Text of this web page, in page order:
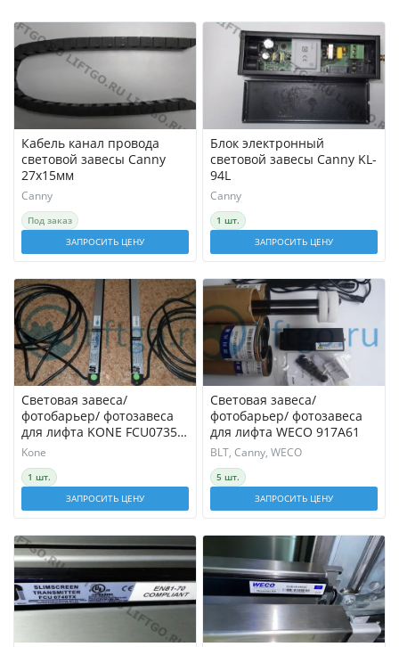
Кабель канал провода
световой завесы Canny
27х15мм
Canny
Под заказ
ЗАПРОСИТЬ ЦЕНУ
Блок электронный
световой завесы Canny KL-
94L
Canny
1 шт.
ЗАПРОСИТЬ ЦЕНУ
Световая завеса/
фотобарьер/ фотозавеса
для лифта KONE FCU0735
SLIMSCREEN
Kone
1 шт.
ЗАПРОСИТЬ ЦЕНУ
Световая завеса/
фотобарьер/ фотозавеса
для лифта WECO 917A61
BLT, Canny, WECO
5 шт.
ЗАПРОСИТЬ ЦЕНУ